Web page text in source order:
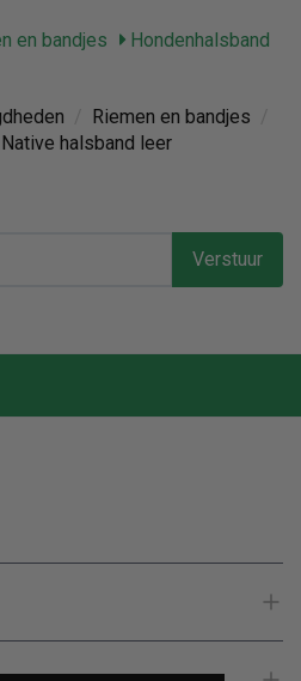
en bandjes
Hondenhalsband
Riemen en bandjes
halsband leer
Verstuur